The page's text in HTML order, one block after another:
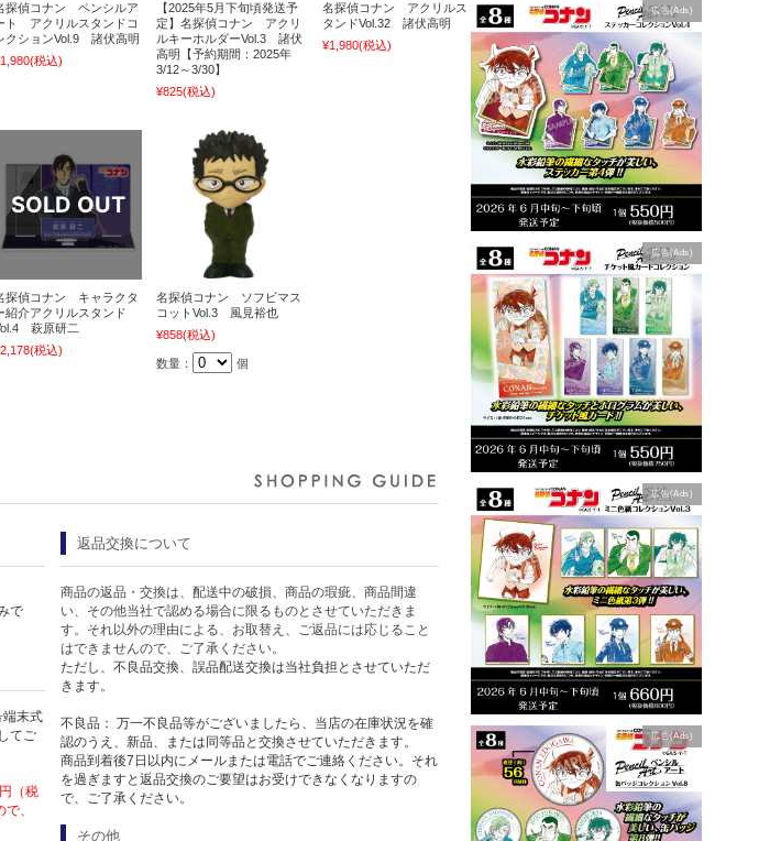
広告(Ads)
広告(Ads)
広告(Ads)
広告(Ads)
探偵コナン ペンシルア
ト アクリルスタンドコ
クションVol.9 諸伏高明
(税込)
【2025年5月下旬頃発送予
定】名探偵コナン アクリ
ルキーホルダーVol.3 諸伏
高明【予約期間：2025年
3/12～3/30】
¥825(税込)
名探偵コナン アクリルス
タンドVol.32 諸伏高明
¥1,980(税込)
探偵コナン キャラクタ
紹介アクリルスタンド
萩原研二
(税込)
名探偵コナン ソフビマス
コットVol.3 風見裕也
¥858(税込)
数量： 個
で
端末式
てご
（税
、
返品交換について
商品の返品・交換は、配送中の破損、商品の瑕疵、商品間違
い、その他当社で認める場合に限るものとさせていただきま
す。それ以外の理由による、お取替え、ご返品には応じること
はできませんので、ご了承ください。
ただし、不良品交換、誤品配送交換は当社負担とさせていただ
きます。
不良品： 万一不良品等がございましたら、当店の在庫状況を確
認のうえ、新品、または同等品と交換させていただきます。
商品到着後7日以内にメールまたは電話でご連絡ください。それ
を過ぎますと返品交換のご要望はお受けできなくなりますの
で、ご了承ください。
その他